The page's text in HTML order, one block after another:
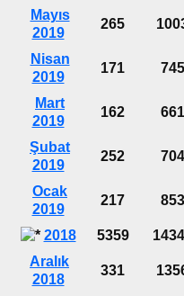
Mayıs
2019
265
Nisan
2019
171 745
Mart
2019
162 661
Şubat
2019
252 704
Ocak
2019
217 853
2018 5359
Aralık
2018
331